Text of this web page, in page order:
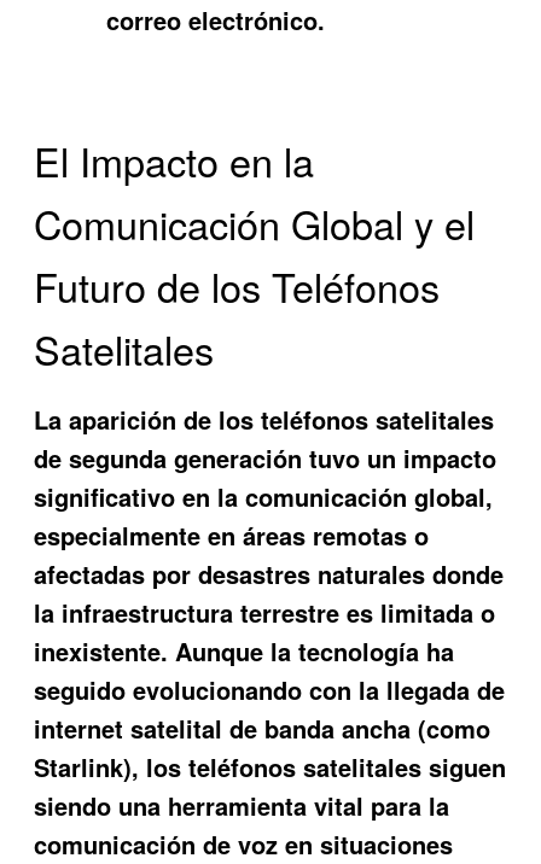
correo electrónico.
El Impacto en la
Comunicación Global y el
Futuro de los Teléfonos
Satelitales
La aparición de los teléfonos satelitales
de segunda generación tuvo un impacto
significativo en la comunicación global,
especialmente en áreas remotas o
afectadas por desastres naturales donde
la infraestructura terrestre es limitada o
inexistente. Aunque la tecnología ha
seguido evolucionando con la llegada de
internet satelital de banda ancha (como
Starlink), los teléfonos satelitales siguen
siendo una herramienta vital para la
comunicación de voz en situaciones